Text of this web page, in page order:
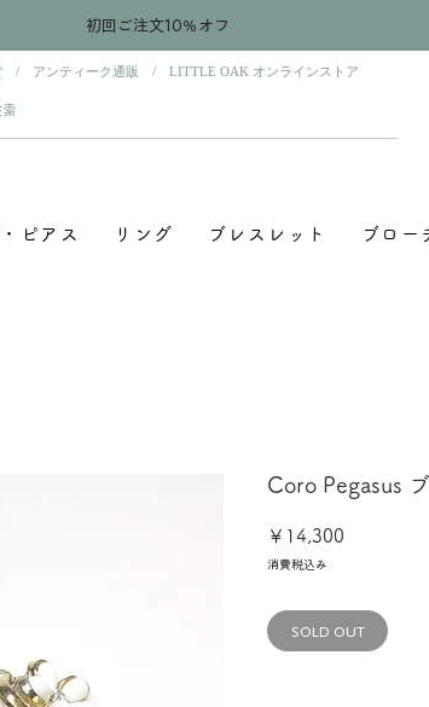
初回ご注文10％オフ
/ アンティーク通販 / LITTLE OAK オンラインストア
ピアス リング ブレスレット ブロー
Coro Pegasus
￥14,300
消費税込み
SOLD OUT